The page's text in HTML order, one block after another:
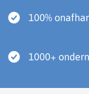
100%
1000+